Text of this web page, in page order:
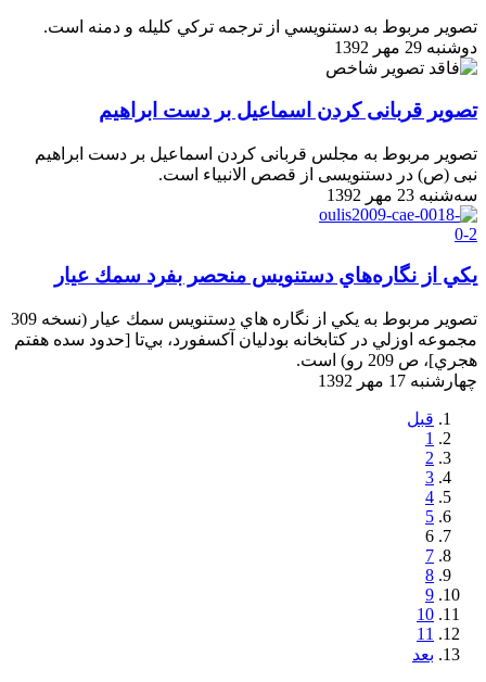
تصوير مربوط به دستنويسي از ترجمه تركي كليله و دمنه است.
دوشنبه 29 مهر 1392
تصویر قربانی کردن اسماعیل بر دست ابراهیم
تصویر مربوط به مجلس قربانی کردن اسماعیل بر دست ابراهیم
نبی (ص) در دستنویسی از قصص الانبیاء است.
سه‌شنبه 23 مهر 1392
يكي از نگاره‌هاي دستنويس منحصر بفرد سمك عيار
تصوير مربوط به يكي از نگاره‌ هاي دستنويس سمك عيار (نسخه 309
مجموعه اوزلي در كتابخانه بودليان آكسفورد، بي‌تا [حدود سده هفتم
هجري]، ص 209 رو) است.
چهارشنبه 17 مهر 1392
قبل
1
2
3
4
5
6
7
8
9
10
11
بعد